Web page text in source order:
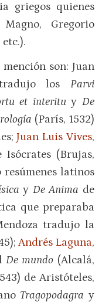
griegos quienes
Gregorio
son: Juan
los Parvi
et interituy De
(París, 1532)
Juan Luis Vives,
Isócrates (Brujas,
resúmenes latinos
y De Anima de
que preparaba
tradujo la
Andrés Laguna,
De mundo (Alcalá,
de Aristóteles,
Tragopodagra y